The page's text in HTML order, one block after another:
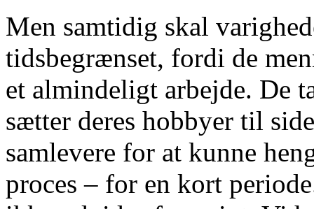
Men samtidig skal
tidsbegrænset, fordi de
et almindeligt arbejde. De
sætter deres hobbyer til
samlevere for at kunne
proces – for en kort